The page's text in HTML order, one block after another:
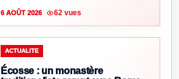
6 AOÛT 2026 62 vues
ACTUALITE
Écosse : un monastère